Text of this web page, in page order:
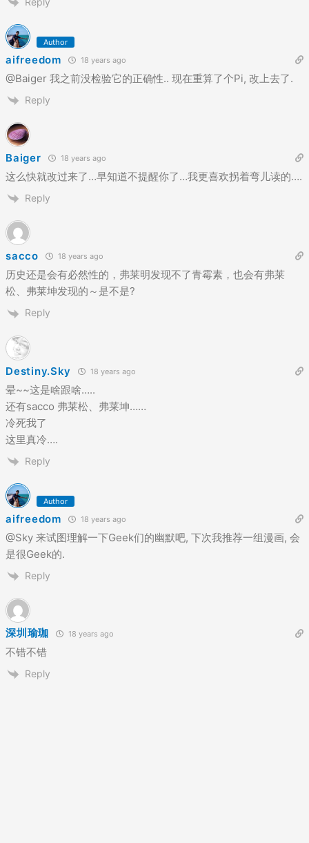
Author
aifreedom 18 years ago
@Baiger 我之前没检验它的正确性.. 现在重算了个Pi, 改上去了.
Reply
Baiger 18 years ago
这么快就改过来了…早知道不提醒你了…我更喜欢拐着弯儿读的….
Reply
sacco 18 years ago
历史还是会有必然性的，弗莱明发现不了青霉素，也会有弗莱
松、弗莱坤发现的～是不是?
Reply
Destiny.Sky 18 years ago
晕~~这是啥跟啥…..
还有sacco 弗莱松、弗莱坤……
冷死我了
这里真冷….
Reply
Author
aifreedom 18 years ago
@Sky 来试图理解一下Geek们的幽默吧, 下次我推荐一组漫画, 会
是很Geek的.
Reply
深圳瑜珈 18 years ago
不错不错
Reply